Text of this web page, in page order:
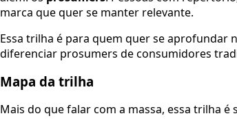
marca que quer se manter relevante.
Essa trilha é para quem quer se aprofundar
diferenciar prosumers de consumidores
Mapa da trilha
Mais do que falar com a massa, essa trilha